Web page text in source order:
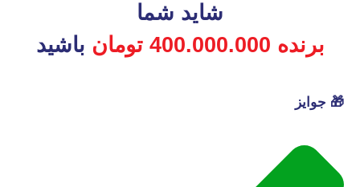
شاید شما
برنده 400.000.000 تومان
باشید
🎁 جوایز